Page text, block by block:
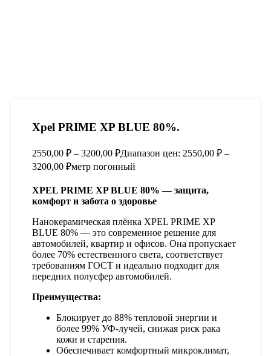
Xpel PRIME XP BLUE 80%.
2550,00 ₽ – 3200,00 ₽Диапазон цен: 2550,00 ₽ –
3200,00 ₽метр погонный
XPEL PRIME XP BLUE 80% — защита,
комфорт и забота о здоровье
Нанокерамическая плёнка XPEL PRIME XP
BLUE 80% — это современное решение для
автомобилей, квартир и офисов. Она пропускает
более 70% естественного света, соответствует
требованиям ГОСТ и идеально подходит для
передних полусфер автомобилей.
Преимущества:
Блокирует до 88% тепловой энергии и
более 99% УФ-лучей, снижая риск рака
кожи и старения.
Обеспечивает комфортный микроклимат,